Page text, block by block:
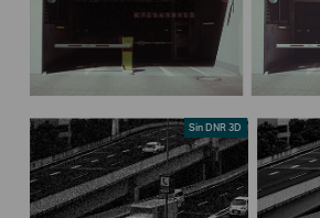
Sin DNR 3D